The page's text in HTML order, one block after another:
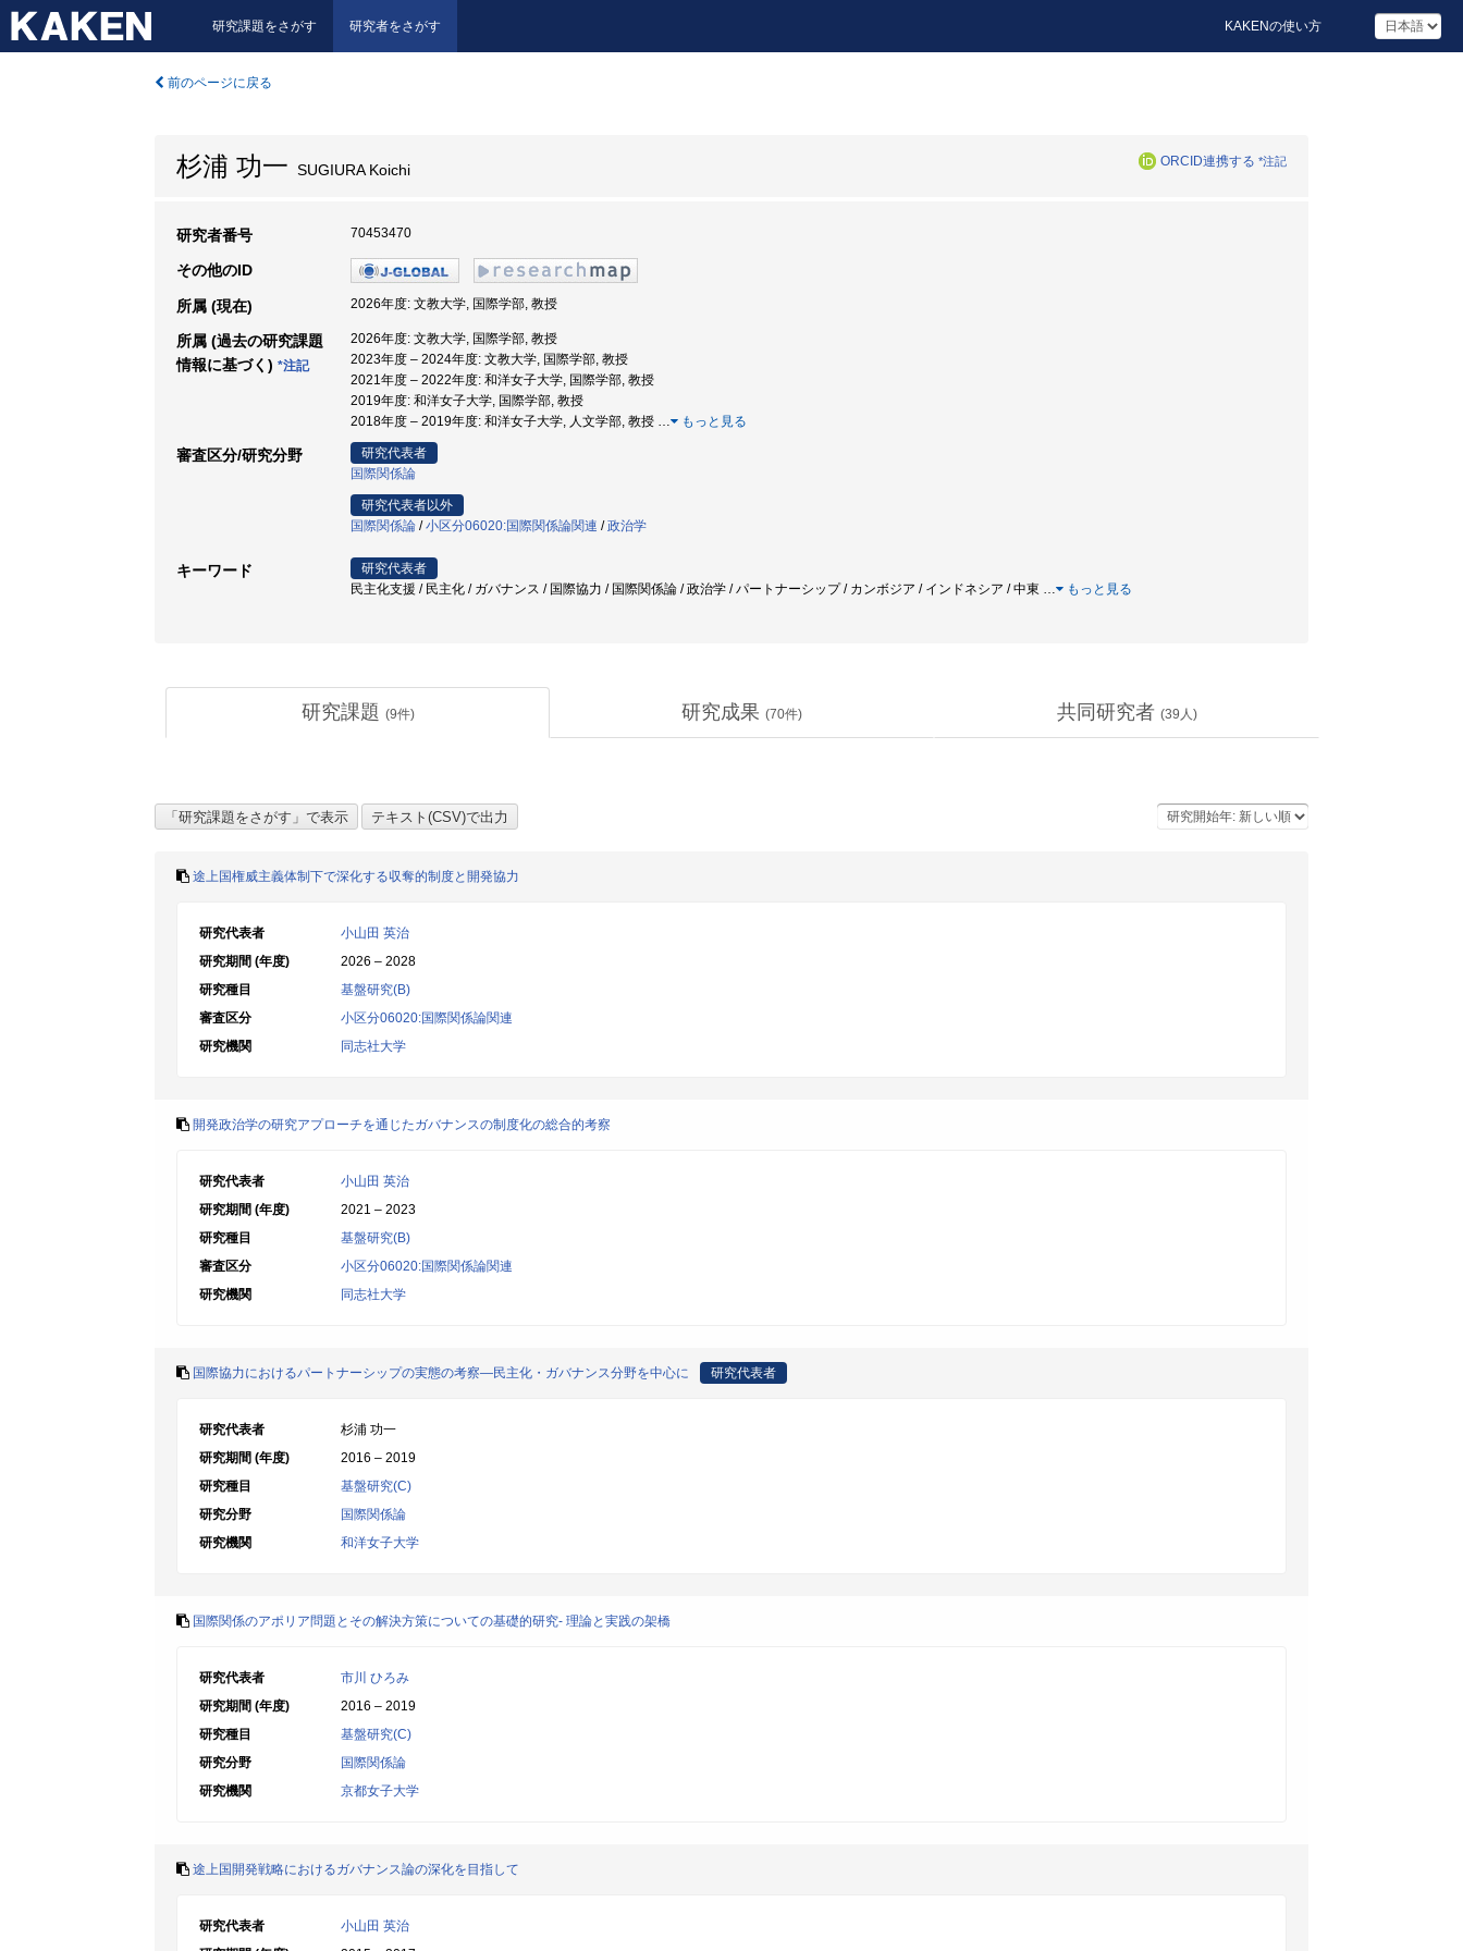
研究課題をさがす 研究者をさがす KAKENの使い方
前のページに戻る
杉浦 功一 SUGIURA Koichi ORCID連携する *注記
研究者番号 70453470
その他のID
所属 (現在) 2026年度: 文教大学, 国際学部, 教授
所属 (過去の研究課題
情報に基づく) *注記
2026年度: 文教大学, 国際学部, 教授
2023年度 – 2024年度: 文教大学, 国際学部, 教授
2021年度 – 2022年度: 和洋女子大学, 国際学部, 教授
2019年度: 和洋女子大学, 国際学部, 教授
2018年度 – 2019年度: 和洋女子大学, 人文学部, 教授 … もっと見る
審査区分/研究分野
研究代表者
国際関係論
研究代表者以外
国際関係論 /小区分06020:国際関係論関連 /政治学
キーワード
研究代表者
民主化支援 / 民主化 / ガバナンス / 国際協力 / 国際関係論 / 政治学 / パートナーシップ / カンボジア / インドネシア / 中東 … もっと見る
研究課題 (9件) 研究成果 (70件) 共同研究者 (39 人)
途上国権威主義体制下で深化する収奪的制度と開発協力
研究代表者
小山田 英治
研究期間 (年度)
2026 – 2028
研究種目
基盤研究(B)
審査区分
小区分06020:国際関係論関連
研究機関
同志社大学
開発政治学の研究アプローチを通じたガバナンスの制度化の総合的考察
研究代表者
小山田 英治
研究期間 (年度)
2021 – 2023
研究種目
基盤研究(B)
審査区分
小区分06020:国際関係論関連
研究機関
同志社大学
国際協力におけるパートナーシップの実態の考察―民主化・ガバナンス分野を中心に 研究代表者
研究代表者
杉浦 功一
研究期間 (年度)
2016 – 2019
研究種目
基盤研究(C)
研究分野
国際関係論
研究機関
和洋女子大学
国際関係のアポリア問題とその解決方策についての基礎的研究- 理論と実践の架橋
研究代表者
市川 ひろみ
研究期間 (年度)
2016 – 2019
研究種目
基盤研究(C)
研究分野
国際関係論
研究機関
京都女子大学
途上国開発戦略におけるガバナンス論の深化を目指して
研究代表者
小山田 英治